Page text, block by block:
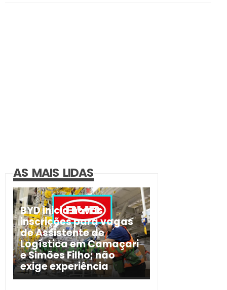
AS MAIS LIDAS
BYD inicia novas
inscrições para vagas
de Assistente de
Logística em Camaçari
e Simões Filho; não
exige experiência